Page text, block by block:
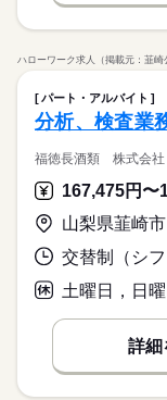
ハローワーク求人（掲載元：韮崎
パート・アルバイト
分析、検査業
福徳長酒類 株式会
山梨県韮崎市
土曜日，日
詳細